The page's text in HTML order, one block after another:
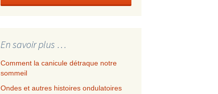
En savoir plus …
Comment la canicule détraque notre
sommeil
Ondes et autres histoires ondulatoires